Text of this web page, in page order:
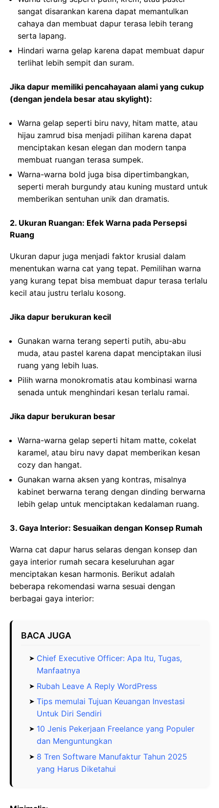
sangat disarankan karena dapat memantulkan
cahaya dan membuat dapur terasa lebih terang
serta lapang.
Hindari warna gelap karena dapat membuat dapur
terlihat lebih sempit dan suram.
Jika dapur memiliki pencahayaan alami yang cukup
(dengan jendela besar atau skylight):
Warna gelap seperti biru navy, hitam matte, atau
hijau zamrud bisa menjadi pilihan karena dapat
menciptakan kesan elegan dan modern tanpa
membuat ruangan terasa sumpek.
Warna-warna bold juga bisa dipertimbangkan,
seperti merah burgundy atau kuning mustard untuk
memberikan sentuhan unik dan dramatis.
2. Ukuran Ruangan: Efek Warna pada Persepsi
Ruang
Ukuran dapur juga menjadi faktor krusial dalam
menentukan warna cat yang tepat. Pemilihan warna
yang kurang tepat bisa membuat dapur terasa terlalu
kecil atau justru terlalu kosong.
Jika dapur berukuran kecil
Gunakan warna terang seperti putih, abu-abu
muda, atau pastel karena dapat menciptakan ilusi
ruang yang lebih luas.
Pilih warna monokromatis atau kombinasi warna
senada untuk menghindari kesan terlalu ramai.
Jika dapur berukuran besar
Warna-warna gelap seperti hitam matte, cokelat
karamel, atau biru navy dapat memberikan kesan
cozy dan hangat.
Gunakan warna aksen yang kontras, misalnya
kabinet berwarna terang dengan dinding berwarna
lebih gelap untuk menciptakan kedalaman ruang.
3. Gaya Interior: Sesuaikan dengan Konsep Rumah
Warna cat dapur harus selaras dengan konsep dan
gaya interior rumah secara keseluruhan agar
menciptakan kesan harmonis. Berikut adalah
beberapa rekomendasi warna sesuai dengan
berbagai gaya interior:
BACA JUGA
Chief Executive Officer: Apa Itu, Tugas,
Manfaatnya
Rubah Leave A Reply WordPress
Tips memulai Tujuan Keuangan Investasi
Untuk Diri Sendiri
10 Jenis Pekerjaan Freelance yang Populer
dan Menguntungkan
8 Tren Software Manufaktur Tahun 2025
yang Harus Diketahui